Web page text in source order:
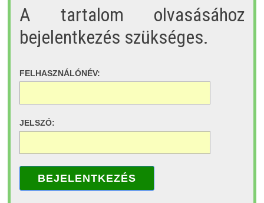
A tartalom olvasásához
bejelentkezés szükséges.
FELHASZNÁLÓNÉV:
JELSZÓ:
BEJELENTKEZÉS